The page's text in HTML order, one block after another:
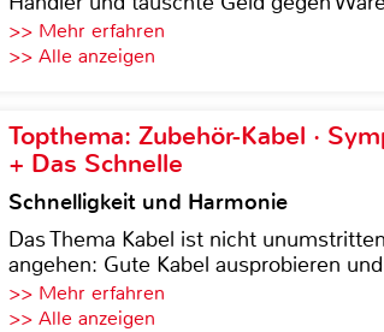
>> Mehr erfahren
>> Alle anzeigen
Topthema: Zubehör-Kabel ·
+ Das Schnelle
Schnelligkeit und Harmonie
Das Thema Kabel ist nicht
angehen: Gute Kabel ausprobieren
>> Mehr erfahren
>> Alle anzeigen